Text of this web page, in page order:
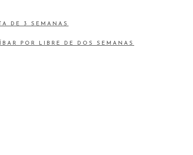
DE 3 SEMANAS
POR LIBRE DE DOS SEMANAS